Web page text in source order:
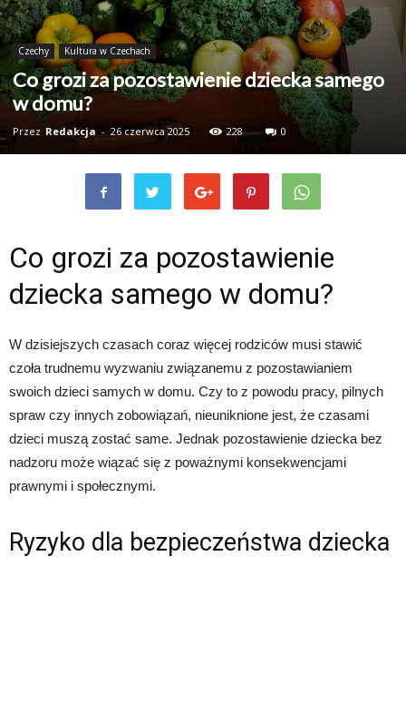
Czechy Kultura w Czechach
Co grozi za pozostawienie dziecka samego
w domu?
Przez Redakcja - 26 czerwca 2025 228 0
Co grozi za pozostawienie
dziecka samego w domu?
W dzisiejszych czasach coraz więcej rodziców musi stawić
czoła trudnemu wyzwaniu związanemu z pozostawianiem
swoich dzieci samych w domu. Czy to z powodu pracy, pilnych
spraw czy innych zobowiązań, nieuniknione jest, że czasami
dzieci muszą zostać same. Jednak pozostawienie dziecka bez
nadzoru może wiązać się z poważnymi konsekwencjami
prawnymi i społecznymi.
Ryzyko dla bezpieczeństwa dziecka